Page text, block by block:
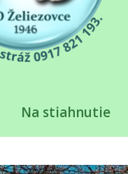
Na stiahnutie